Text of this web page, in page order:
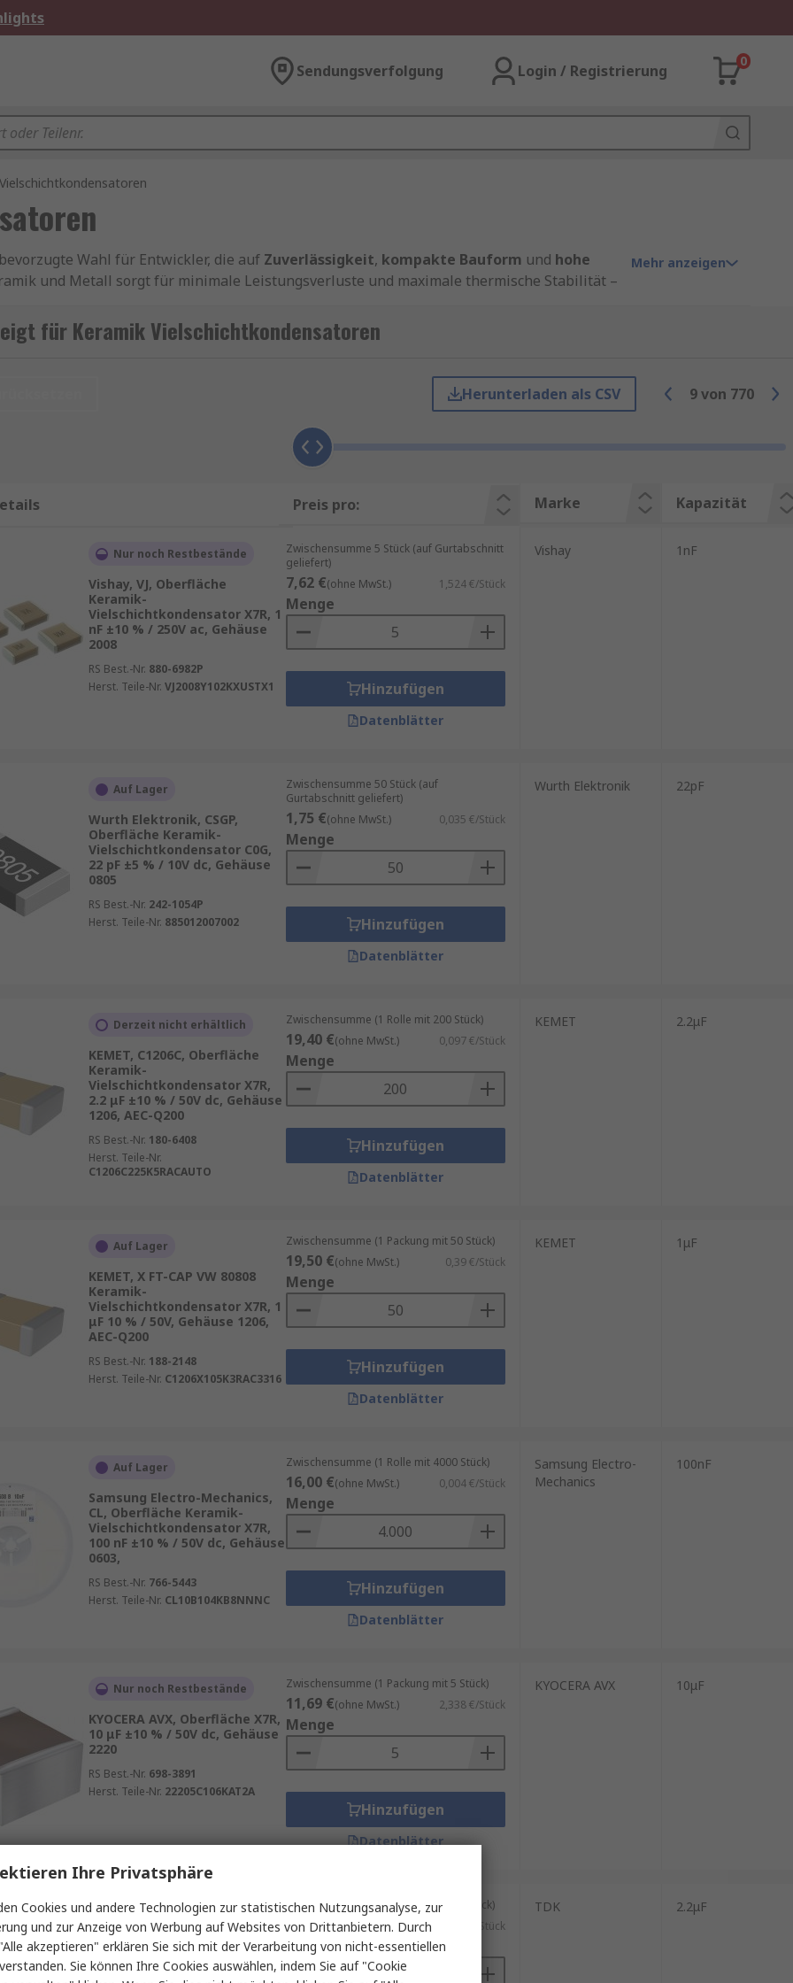
Sendungsverfolgung Login / Registrierung
0
Wahl für Entwickler, die auf Zuverlässigkeit, kompakte Bauform und hohe
und Metall sorgt für minimale Leistungsverluste und maximale thermische Stabilität –
, 0805 ,1206und weiteren erhältlich und eignen sich perfekt für die automatisierte
und geringe Verluste – ideal für Resonanzschaltungen, Hochfrequenzfilter und
Dielektrikum aus, das eine hohe Kapazität bei kompakter Bauform ermöglicht. Sie
und Frequenzdiskriminierung in Stromversorgungen, DC/DC-Wandlern,
ab Lager verfügbar und mit technischer Beratung. Unser Portfolio umfasst Produkte
MLCCs
Preis-Leistungs-Verhältnis
für professionelle Anwendungen
Mehr anzeigen
für Keramik Vielschichtkondensatoren
Herunterladen als CSV 9von 770
Preis pro: Marke Kapazität
Nur noch Restbestände
Vishay, VJ, Oberfläche
Keramik-
Vielschichtkondensator X7R, 1
nF ±10 % / 250V ac, Gehäuse
2008
RS Best.-Nr. 880-6982P
Herst. Teile-Nr. VJ2008Y102KXUSTX1
Zwischensumme 5 Stück (auf Gurtabschnitt
geliefert)
7,62 €(ohne MwSt.) 1,524 €/Stück
Menge
Hinzufügen
Datenblätter
Vishay 1nF
Auf Lager
Wurth Elektronik, CSGP,
Oberfläche Keramik-
Vielschichtkondensator C0G,
22 pF ±5 % / 10V dc, Gehäuse
0805
RS Best.-Nr. 242-1054P
Herst. Teile-Nr. 885012007002
Zwischensumme 50 Stück (auf
Gurtabschnitt geliefert)
1,75 €(ohne MwSt.) 0,035 €/Stück
Menge
Hinzufügen
Datenblätter
Wurth Elektronik 22pF
Derzeit nicht erhältlich
KEMET, C1206C, Oberfläche
Keramik-
Vielschichtkondensator X7R,
2.2 μF ±10 % / 50V dc, Gehäuse
1206, AEC-Q200
RS Best.-Nr. 180-6408
Herst. Teile-Nr.
C1206C225K5RACAUTO
Zwischensumme (1 Rolle mit 200 Stück)
19,40 €(ohne MwSt.) 0,097 €/Stück
Menge
Hinzufügen
Datenblätter
KEMET 2.2μF
Auf Lager
KEMET, X FT-CAP VW 80808
Keramik-
Vielschichtkondensator X7R, 1
μF 10 % / 50V, Gehäuse 1206,
AEC-Q200
RS Best.-Nr. 188-2148
Herst. Teile-Nr. C1206X105K3RAC3316
Zwischensumme (1 Packung mit 50 Stück)
19,50 €(ohne MwSt.) 0,39 €/Stück
Menge
Hinzufügen
Datenblätter
KEMET 1μF
Auf Lager
Samsung Electro-Mechanics,
CL, Oberfläche Keramik-
Vielschichtkondensator X7R,
100 nF ±10 % / 50V dc, Gehäuse
0603,
RS Best.-Nr. 766-5443
Herst. Teile-Nr. CL10B104KB8NNNC
Zwischensumme (1 Rolle mit 4000 Stück)
16,00 €(ohne MwSt.) 0,004 €/Stück
Menge
Hinzufügen
Datenblätter
Samsung Electro-
Mechanics
100nF
Nur noch Restbestände
KYOCERA AVX, Oberfläche X7R,
10 μF ±10 % / 50V dc, Gehäuse
2220
RS Best.-Nr. 698-3891
Herst. Teile-Nr. 22205C106KAT2A
Zwischensumme (1 Packung mit 5 Stück)
11,69 €(ohne MwSt.) 2,338 €/Stück
Menge
Hinzufügen
Datenblätter
KYOCERA AVX 10μF
Auf Lager
TDK, CGA, Oberfläche
Keramik-
Vielschichtkondensator X7R,
Zwischensumme (1 Packung mit 50 Stück)
9,90 €(ohne MwSt.) 0,198 €/Stück
Menge
TDK 2.2μF
Ihre Privatsphäre
Cookies und andere Technologien zur statistischen Nutzungsanalyse, zur
und zur Anzeige von Werbung auf Websites von Drittanbietern. Durch
akzeptieren" erklären Sie sich mit der Verarbeitung von nicht-essentiellen
Sie können Ihre Cookies auswählen, indem Sie auf "Cookie